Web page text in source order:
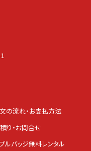
の流れ・お支払方法
り・お問合せ
ルバッジ無料レンタル